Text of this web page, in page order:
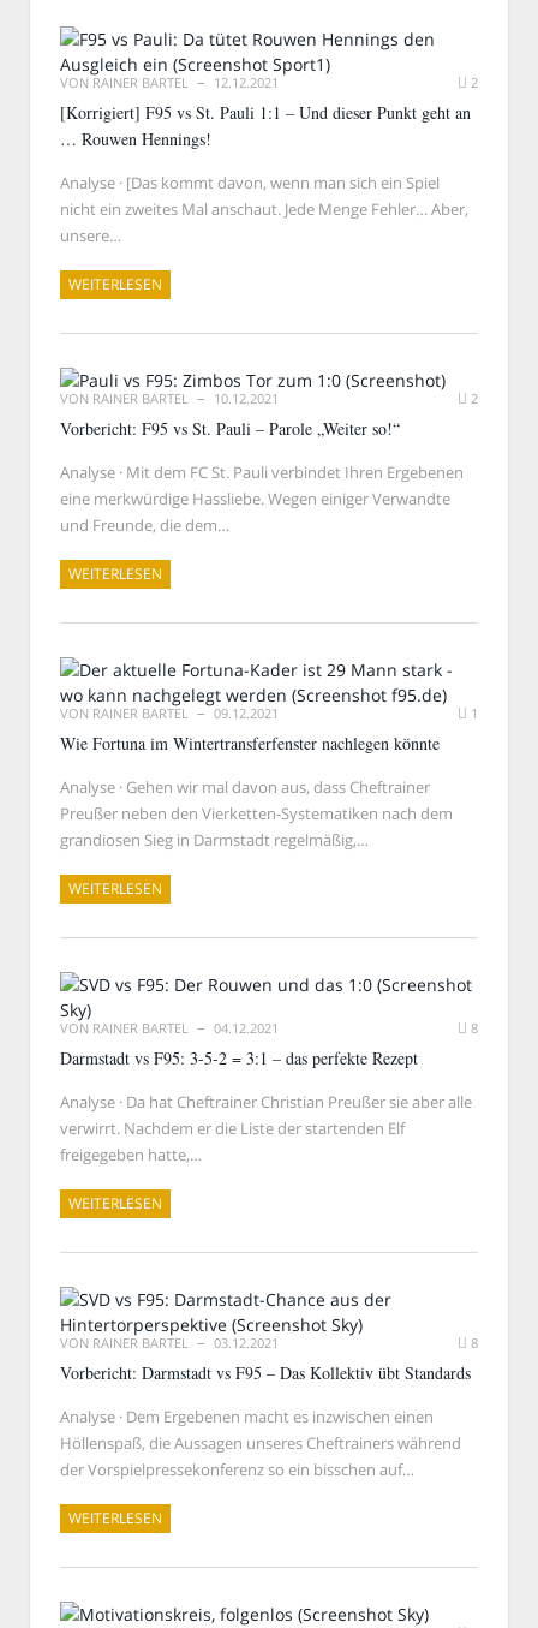
VON RAINER BARTEL 12.12.2021 2
[Korrigiert] F95 vs St. Pauli 1:1 – Und dieser Punkt geht an
… Rouwen Hennings!
Analyse · [Das kommt davon, wenn man sich ein Spiel
nicht ein zweites Mal anschaut. Jede Menge Fehler… Aber,
unsere…
WEITERLESEN
VON RAINER BARTEL 10.12.2021 2
Vorbericht: F95 vs St. Pauli – Parole „Weiter so!“
Analyse · Mit dem FC St. Pauli verbindet Ihren Ergebenen
eine merkwürdige Hassliebe. Wegen einiger Verwandte
und Freunde, die dem…
WEITERLESEN
VON RAINER BARTEL 09.12.2021 1
Wie Fortuna im Wintertransferfenster nachlegen könnte
Analyse · Gehen wir mal davon aus, dass Cheftrainer
Preußer neben den Vierketten-Systematiken nach dem
grandiosen Sieg in Darmstadt regelmäßig,…
WEITERLESEN
VON RAINER BARTEL 04.12.2021 8
Darmstadt vs F95: 3-5-2 = 3:1 – das perfekte Rezept
Analyse · Da hat Cheftrainer Christian Preußer sie aber alle
verwirrt. Nachdem er die Liste der startenden Elf
freigegeben hatte,…
WEITERLESEN
VON RAINER BARTEL 03.12.2021 8
Vorbericht: Darmstadt vs F95 – Das Kollektiv übt Standards
Analyse · Dem Ergebenen macht es inzwischen einen
Höllenspaß, die Aussagen unseres Cheftrainers während
der Vorspielpressekonferenz so ein bisschen auf…
WEITERLESEN